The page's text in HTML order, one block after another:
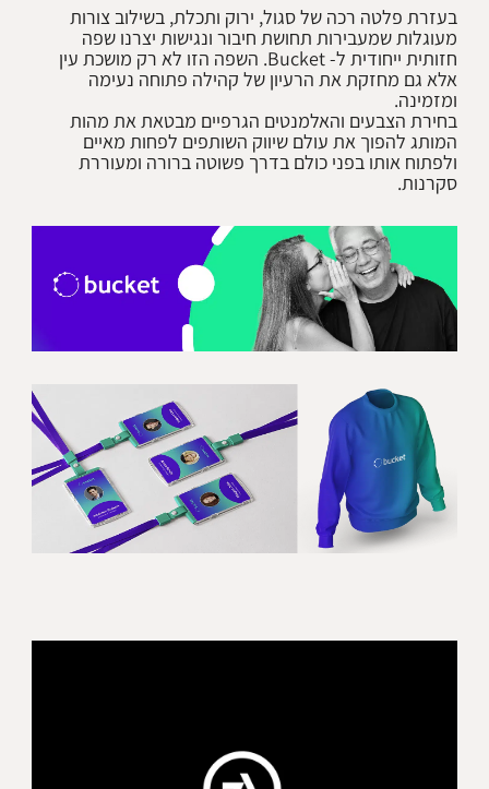
בעזרת פלטה רכה של סגול, ירוק ותכלת, בשילוב צורות
מעוגלות שמעבירות תחושת חיבור ונגישות יצרנו שפה
חזותית ייחודית ל- Bucket. השפה הזו לא רק מושכת עין
אלא גם מחזקת את הרעיון של קהילה פתוחה נעימה
בחירת הצבעים והאלמנטים הגרפיים מבטאת את מהות
המותג להפוך את עולם שיווק השותפים לפחות מאיים
ולפתוח אותו בפני כולם בדרך פשוטה ברורה ומעוררת
סקרנות.